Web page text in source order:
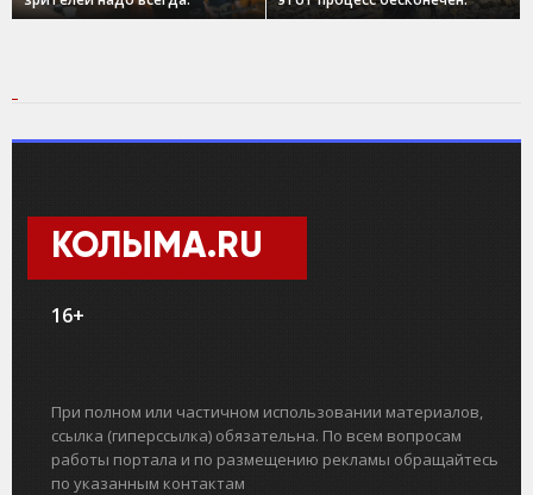
КОЛЫМА.RU
16+
При полном или частичном использовании материалов,
ссылка (гиперссылка) обязательна. По всем вопросам
работы портала и по размещению рекламы обращайтесь
по указанным контактам